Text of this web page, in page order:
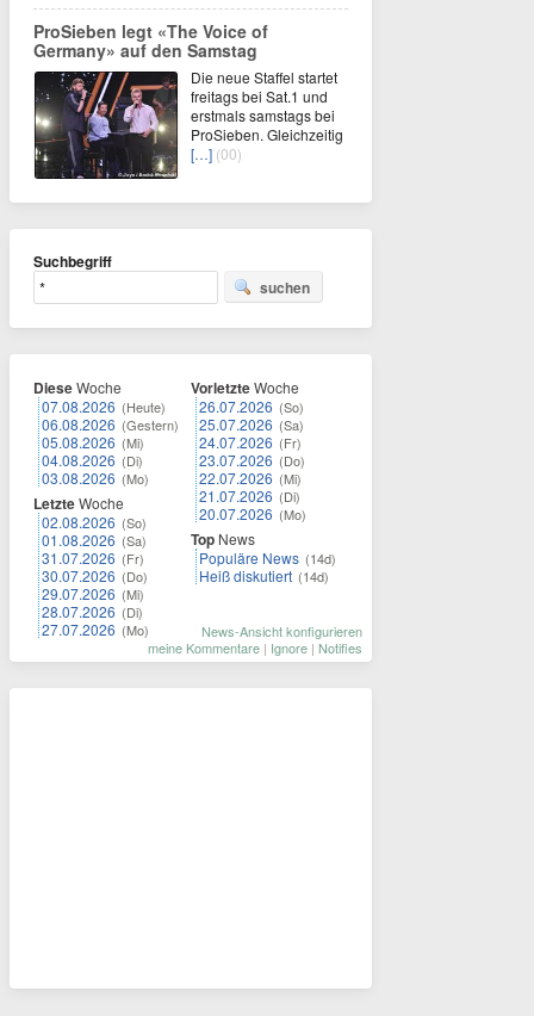
ProSieben legt «The Voice of
Germany» auf den Samstag
Die neue Staffel startet
freitags bei Sat.1 und
erstmals samstags bei
ProSieben. Gleichzeitig
[…] (00)
Suchbegriff
suchen
DieseWoche
07.08.2026 (Heute)
06.08.2026 (Gestern)
05.08.2026 (Mi)
04.08.2026 (Di)
03.08.2026 (Mo)
LetzteWoche
02.08.2026 (So)
01.08.2026 (Sa)
31.07.2026 (Fr)
30.07.2026 (Do)
29.07.2026 (Mi)
28.07.2026 (Di)
27.07.2026 (Mo)
VorletzteWoche
26.07.2026 (So)
25.07.2026 (Sa)
24.07.2026 (Fr)
23.07.2026 (Do)
22.07.2026 (Mi)
21.07.2026 (Di)
20.07.2026 (Mo)
Top News
Populäre News (14d)
Heiß diskutiert (14d)
News-Ansicht konfigurieren
meine Kommentare | Ignore | Notifies